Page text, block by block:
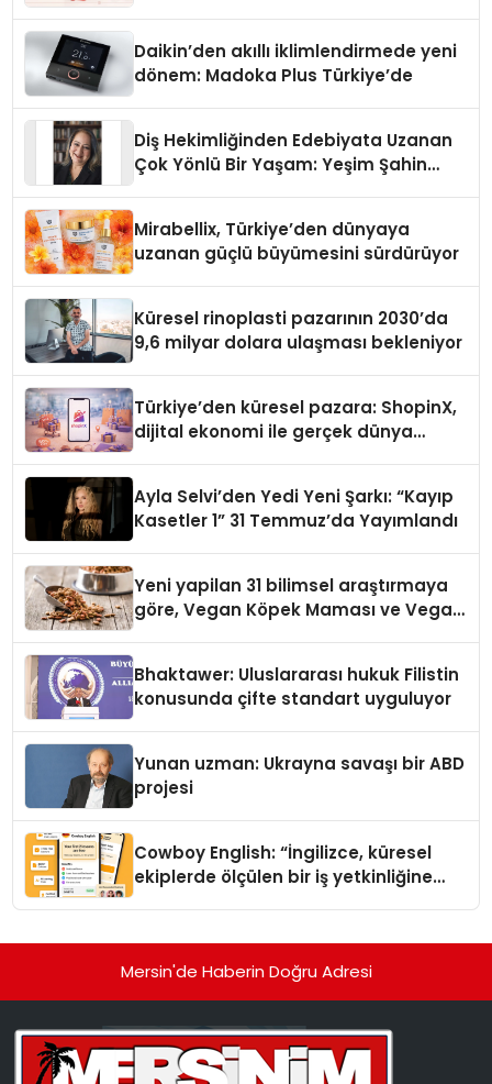
Daikin’den akıllı iklimlendirmede yeni
dönem: Madoka Plus Türkiye’de
Diş Hekimliğinden Edebiyata Uzanan
Çok Yönlü Bir Yaşam: Yeşim Şahin
Mirabellix, Türkiye’den dünyaya
uzanan güçlü büyümesini sürdürüyor
Küresel rinoplasti pazarının 2030’da
9,6 milyar dolara ulaşması bekleniyor
Türkiye’den küresel pazara: ShopinX,
dijital ekonomi ile gerçek dünya
Ayla Selvi’den Yedi Yeni Şarkı: “Kayıp
Kasetler 1” 31 Temmuz’da Yayımlandı
Yeni yapilan 31 bilimsel araştırmaya
göre, Vegan Köpek Maması ve Vegan
Bhaktawer: Uluslararası hukuk Filistin
konusunda çifte standart uyguluyor
Yunan uzman: Ukrayna savaşı bir ABD
projesi
Cowboy English: “İngilizce, küresel
ekiplerde ölçülen bir iş yetkinliğine
Mersin'de Haberin Doğru Adresi